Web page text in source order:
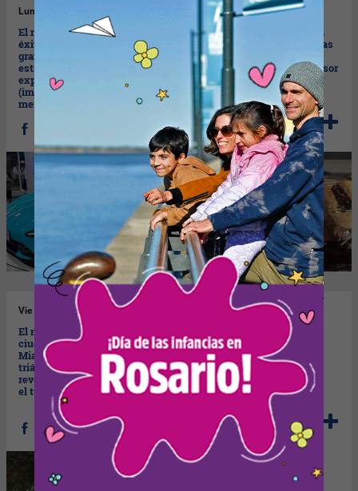
Lun22/04/2024
El nuevo Xiaomi SU7: un
éxito de producto con
grandes errores en la
estrategia comercial y en la
experiencia de compra
(imperdible lección de
mercadotecnia)
Vie 19/04/2024
El Malbec Argentino es tan
importante en Miami que las
garzas tienen su propia
versión de su bodega sponsor
(ideal para celebrar en la
semana de esta gran cepa)
Vie 19/04/2024
El nuevo local de Apple, la
ciudad de Miami y el nuevo
Miami Worldcenter: un
triángulo sagrado que
revolucionará las compras y
el turismo
18/04/2024
Dónde disfrutar el Malbec
Argentino en Miami (en su
semana de celebración)